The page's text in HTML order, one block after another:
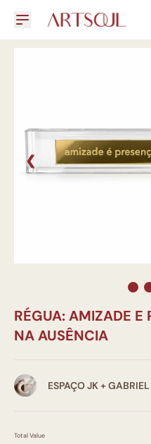
❮
RÉGUA: AMIZADE E
NA AUSÊNCIA
ESPAÇO JK + GABRIEL
Total Value